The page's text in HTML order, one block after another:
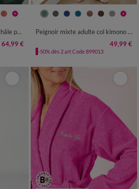
46/48
Peignoir mixte adulte col châle personnalisé - éponge bouclette 380 g/m²
64,99 €
34/36 38/40 42/44
46/48
Peignoir mixte adulte col kimono - éponge bouclette 380 g/m²
49,99 €
-50% dès 2 art Code 899013